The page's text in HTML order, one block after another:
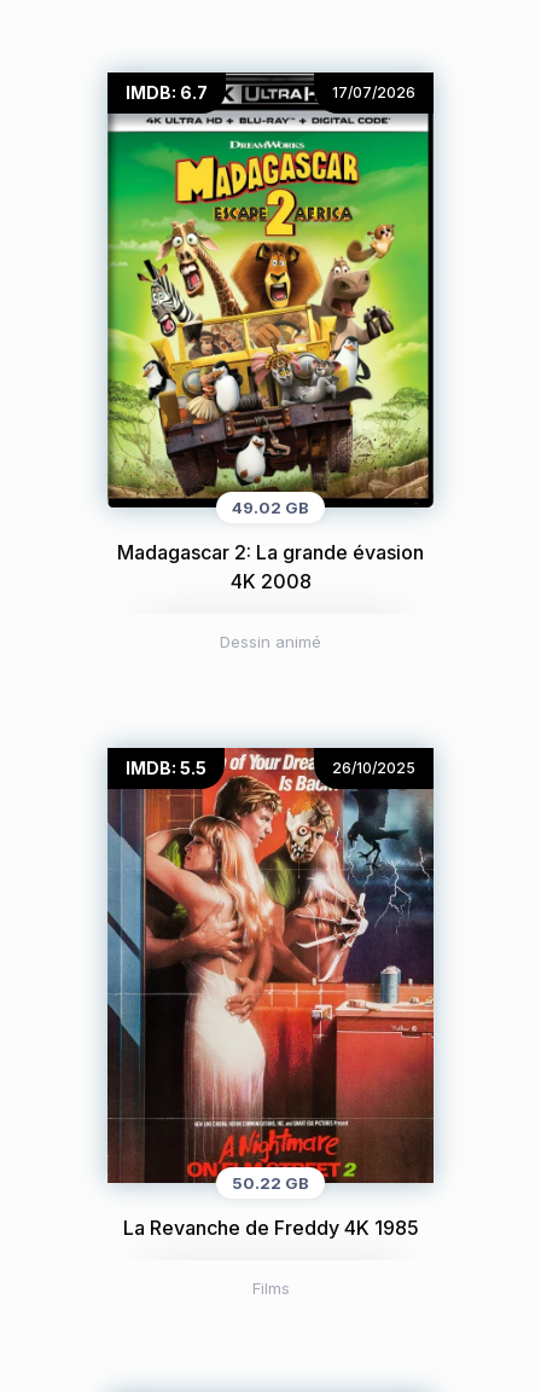
IMDB: 6.7 17/07/2026
49.02 GB
Madagascar 2: La grande évasion
4K 2008
Dessin animé
IMDB: 5.5 26/10/2025
50.22 GB
La Revanche de Freddy 4K 1985
Films